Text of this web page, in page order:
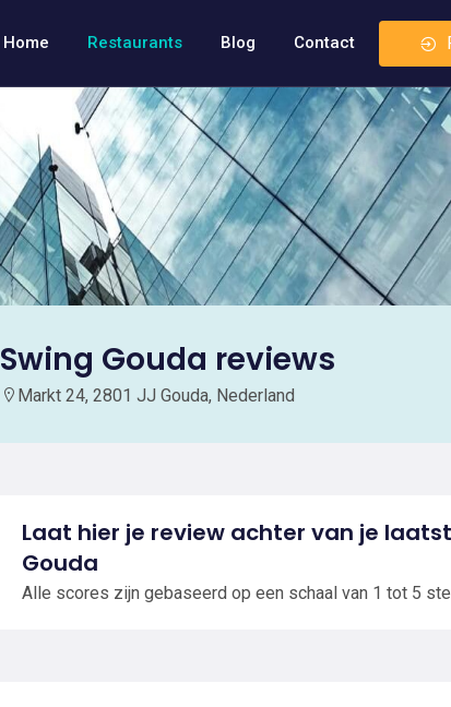
Home Restaurants Blog Contact
Swing Gouda reviews
Markt 24, 2801 JJ Gouda, Nederland
Laat hier je review achter van je
Gouda
Alle scores zijn gebaseerd op een schaal van 1 tot 5